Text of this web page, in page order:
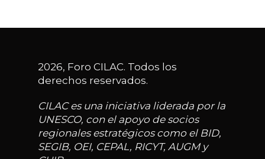
2026, Foro CILAC. Todos los
derechos reservados.
CILAC es una iniciativa liderada por la
UNESCO, con el apoyo de socios
regionales estratégicos como el BID,
SEGIB, OEI, CEPAL, RICYT, AUGM y